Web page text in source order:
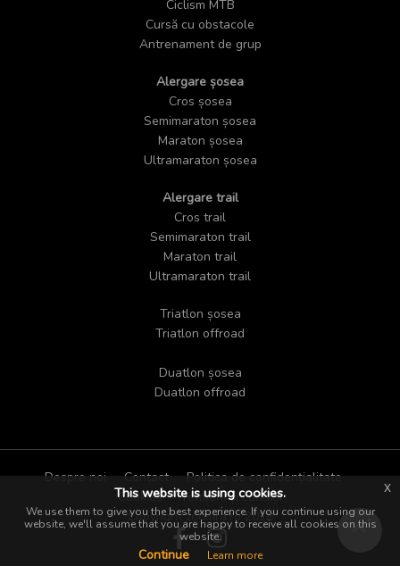
Ciclism MTB
Cursă cu obstacole
Antrenament de grup
Alergare șosea
Cros șosea
Semimaraton șosea
Maraton șosea
Ultramaraton șosea
Alergare trail
Cros trail
Semimaraton trail
Maraton trail
Ultramaraton trail
Triatlon șosea
Triatlon offroad
Duatlon șosea
Duatlon offroad
Despre noi Contact
Politica de confidențialitate
Cookies
Termeni și condiții
Copyright zoomra.ro 2018
This website is using cookies.
We use them to give you the best experience. If you continue using our
website, we'll assume that you are happy to receive all cookies on this
website.
Continue Learn more
x